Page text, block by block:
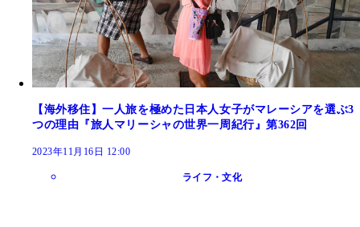
【海外移住】一人旅を極めた日本人女子がマレーシアを選ぶ3
つの理由『旅人マリーシャの世界一周紀行』第362回
2023年11月16日 12:00
ライフ・文化